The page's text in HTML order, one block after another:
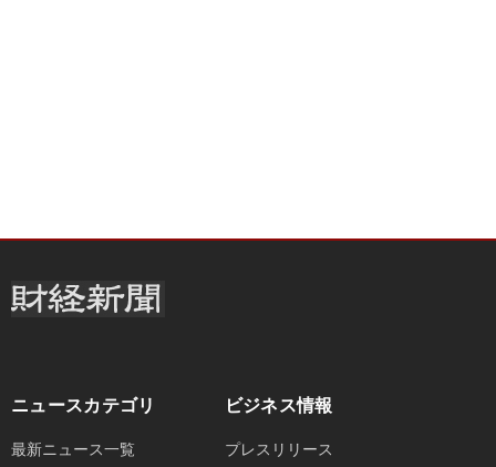
ニュースカテゴリ
最新ニュース一覧
ビジネス情報
プレスリリース